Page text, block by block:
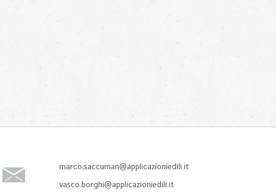
marco.saccuman@applicazioniedili.it
vasco.borghi@applicazioniedili.it